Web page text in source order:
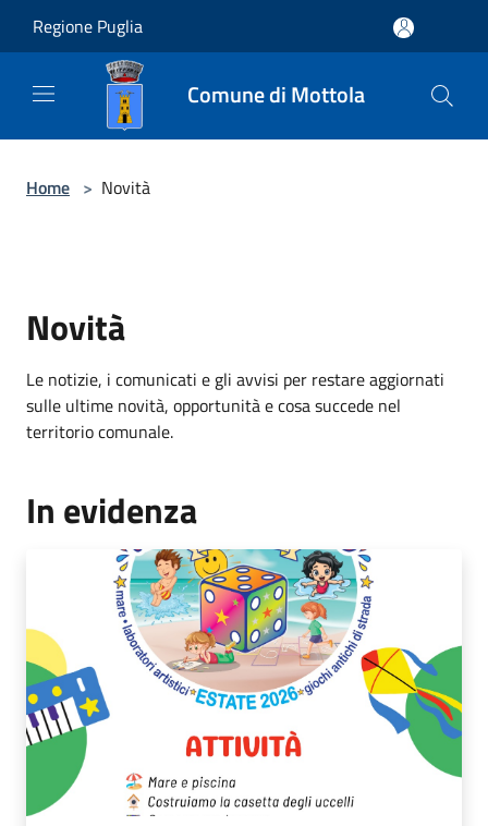
Regione Puglia
Comune di Mottola
Home > Novità
Novità
Le notizie, i comunicati e gli avvisi per restare aggiornati
sulle ultime novità, opportunità e cosa succede nel
territorio comunale.
In evidenza